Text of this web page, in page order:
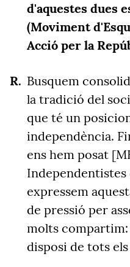
d'aquestes dues
(Moviment
Acció per la
Busquem
la tradició del
que té un
independència.
ens hem posat
Independentistes
expressem
de pressió per
molts
disposi de tots